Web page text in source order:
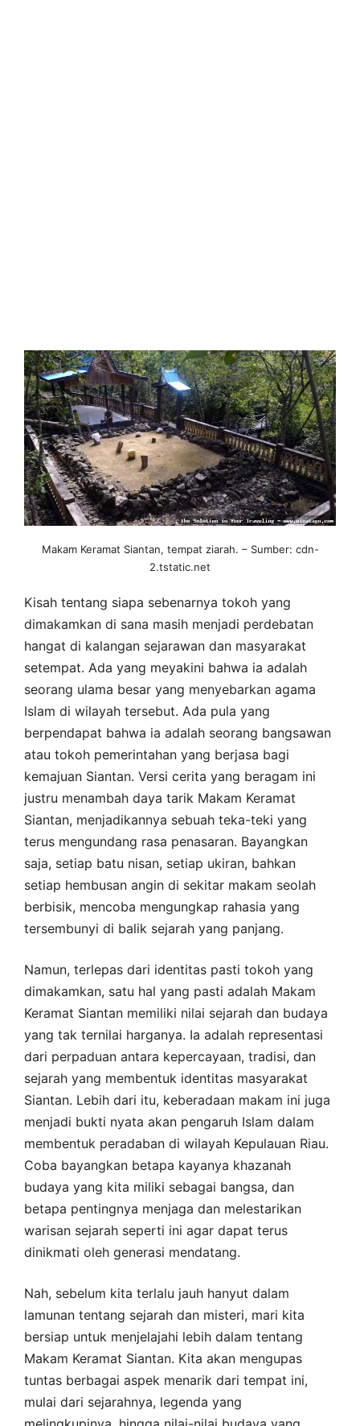
Makam Keramat Siantan, tempat ziarah. – Sumber: cdn-
2.tstatic.net
Kisah tentang siapa sebenarnya tokoh yang
dimakamkan di sana masih menjadi perdebatan
hangat di kalangan sejarawan dan masyarakat
setempat. Ada yang meyakini bahwa ia adalah
seorang ulama besar yang menyebarkan agama
Islam di wilayah tersebut. Ada pula yang
berpendapat bahwa ia adalah seorang bangsawan
atau tokoh pemerintahan yang berjasa bagi
kemajuan Siantan. Versi cerita yang beragam ini
justru menambah daya tarik Makam Keramat
Siantan, menjadikannya sebuah teka-teki yang
terus mengundang rasa penasaran. Bayangkan
saja, setiap batu nisan, setiap ukiran, bahkan
setiap hembusan angin di sekitar makam seolah
berbisik, mencoba mengungkap rahasia yang
tersembunyi di balik sejarah yang panjang.
Namun, terlepas dari identitas pasti tokoh yang
dimakamkan, satu hal yang pasti adalah Makam
Keramat Siantan memiliki nilai sejarah dan budaya
yang tak ternilai harganya. Ia adalah representasi
dari perpaduan antara kepercayaan, tradisi, dan
sejarah yang membentuk identitas masyarakat
Siantan. Lebih dari itu, keberadaan makam ini juga
menjadi bukti nyata akan pengaruh Islam dalam
membentuk peradaban di wilayah Kepulauan Riau.
Coba bayangkan betapa kayanya khazanah
budaya yang kita miliki sebagai bangsa, dan
betapa pentingnya menjaga dan melestarikan
warisan sejarah seperti ini agar dapat terus
dinikmati oleh generasi mendatang.
Nah, sebelum kita terlalu jauh hanyut dalam
lamunan tentang sejarah dan misteri, mari kita
bersiap untuk menjelajahi lebih dalam tentang
Makam Keramat Siantan. Kita akan mengupas
tuntas berbagai aspek menarik dari tempat ini,
mulai dari sejarahnya, legenda yang